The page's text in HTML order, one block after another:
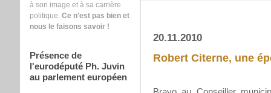
à son image et à sa carrière
politique. Ce n'est pas bien et
nous le faisons savoir !
Présence de
l'eurodéputé Ph. Juvin
au parlement européen
20.11.2010
Robert Citerne, une